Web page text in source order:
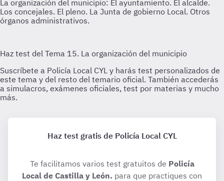
Haz test gratis de Policía Local CYL
Te facilitamos varios test gratuitos de Policía
Local de Castilla y León. para que practiques con